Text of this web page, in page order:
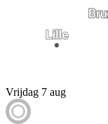
Vrijdag 7 aug